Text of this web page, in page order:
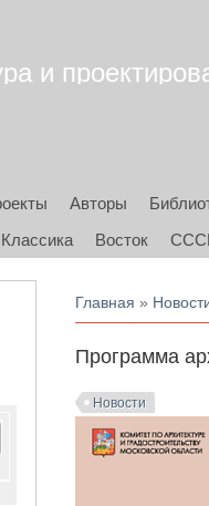
и
Авторы
Классика Восток
Вы здесь
Главная »
Программа
Новости